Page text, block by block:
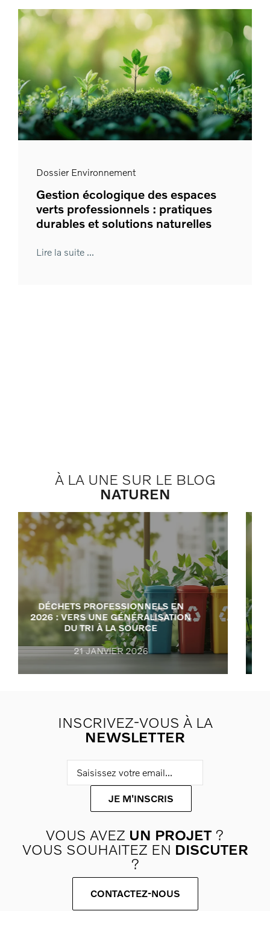
Dossier Environnement
Gestion écologique des espaces
verts professionnels : pratiques
durables et solutions naturelles
Lire la suite ...
À LA UNE SUR LE BLOG
NATUREN
GESTION ÉCOLOGIQUE DES
ESPACES VERTS
PROFESSIONNELS : PRATIQUES
DURABLES ET SOLUTIONS
NATURELLES
26 DÉCEMBRE 2025
INSCRIVEZ-VOUS À LA
NEWSLETTER
VOUS AVEZ UN PROJET ?
VOUS SOUHAITEZ EN DISCUTER
?
CONTACTEZ-NOUS